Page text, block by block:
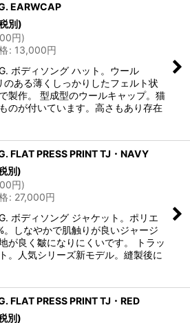
EARWCAP
別)
円)
: 13,000円
ボディソング ハット。ウール
のある薄くしっかりしたフェルト状
製作。 型成型のウールキャップ。猫
のが付いています。高さもあり存在
FLAT PRESS PRINT TJ・NAVY
別)
円)
: 27,000円
ボディソング ジャケット。ポリエ
。しなやかで肌触りが良いジャージ
が良く皺になりにくいです。 トラッ
。人気シリーズ新モデル。縫製後に
FLAT PRESS PRINT TJ・RED
別)